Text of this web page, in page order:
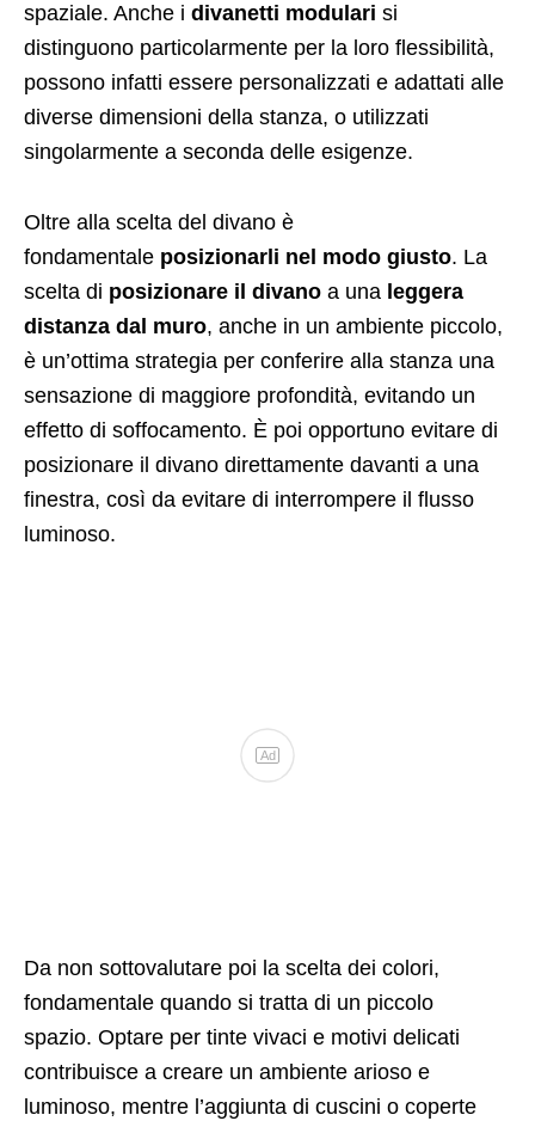
spaziale. Anche i divanetti modulari si
distinguono particolarmente per la loro flessibilità,
possono infatti essere personalizzati e adattati alle
diverse dimensioni della stanza, o utilizzati
singolarmente a seconda delle esigenze.
Oltre alla scelta del divano è
fondamentale posizionarli nel modo giusto. La
scelta di posizionare il divano a una leggera
distanza dal muro, anche in un ambiente piccolo,
è un’ottima strategia per conferire alla stanza una
sensazione di maggiore profondità, evitando un
effetto di soffocamento. È poi opportuno evitare di
posizionare il divano direttamente davanti a una
finestra, così da evitare di interrompere il flusso
luminoso.
Ad
Da non sottovalutare poi la scelta dei colori,
fondamentale quando si tratta di un piccolo
spazio. Optare per tinte vivaci e motivi delicati
contribuisce a creare un ambiente arioso e
luminoso, mentre l’aggiunta di cuscini o coperte